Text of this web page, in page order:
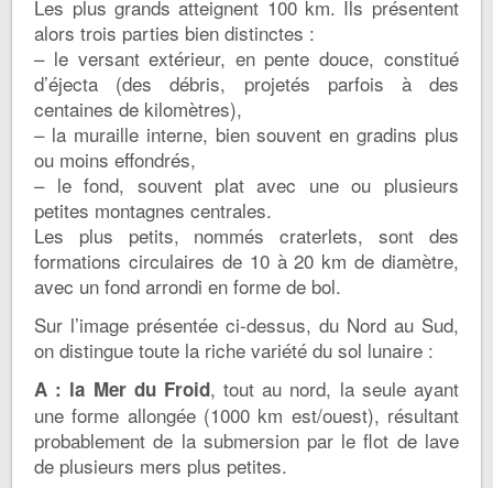
Les plus grands atteignent 100 km. Ils présentent
alors trois parties bien distinctes :
– le versant extérieur, en pente douce, constitué
d’éjecta (des débris, projetés parfois à des
centaines de kilomètres),
– la muraille interne, bien souvent en gradins plus
ou moins effondrés,
– le fond, souvent plat avec une ou plusieurs
petites montagnes centrales.
Les plus petits, nommés craterlets, sont des
formations circulaires de 10 à 20 km de diamètre,
avec un fond arrondi en forme de bol.
Sur l’image présentée ci-dessus, du Nord au Sud,
on distingue toute la riche variété du sol lunaire :
A : la Mer du Froid, tout au nord, la seule ayant
une forme allongée (1000 km est/ouest), résultant
probablement de la submersion par le flot de lave
de plusieurs mers plus petites.